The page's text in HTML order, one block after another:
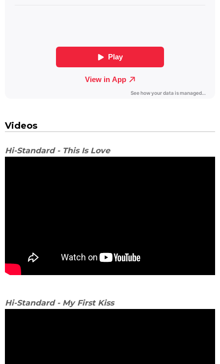
Videos
Hi-Standard - This Is Love
Hi-Standard - My First Kiss